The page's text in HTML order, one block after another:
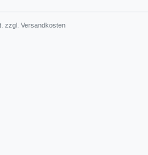
zzgl. Versandkosten